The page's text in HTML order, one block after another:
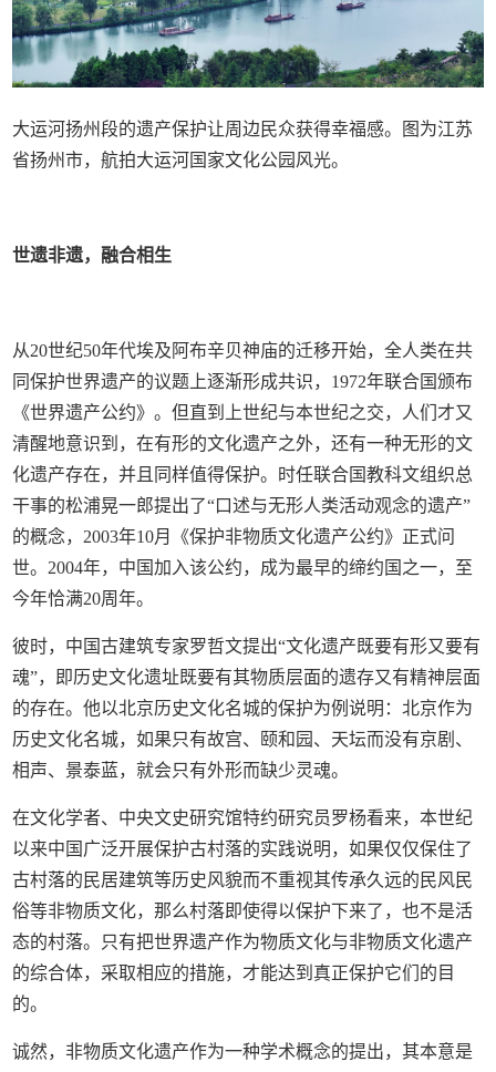
大运河扬州段的遗产保护让周边民众获得幸福感。图为江苏
省扬州市，航拍大运河国家文化公园风光。
世遗非遗，融合相生
从20世纪50年代埃及阿布辛贝神庙的迁移开始，全人类在共
同保护世界遗产的议题上逐渐形成共识，1972年联合国颁布
《世界遗产公约》。但直到上世纪与本世纪之交，人们才又
清醒地意识到，在有形的文化遗产之外，还有一种无形的文
化遗产存在，并且同样值得保护。时任联合国教科文组织总
干事的松浦晃一郎提出了“口述与无形人类活动观念的遗产”
的概念，2003年10月《保护非物质文化遗产公约》正式问
世。2004年，中国加入该公约，成为最早的缔约国之一，至
今年恰满20周年。
彼时，中国古建筑专家罗哲文提出“文化遗产既要有形又要有
魂”，即历史文化遗址既要有其物质层面的遗存又有精神层面
的存在。他以北京历史文化名城的保护为例说明：北京作为
历史文化名城，如果只有故宫、颐和园、天坛而没有京剧、
相声、景泰蓝，就会只有外形而缺少灵魂。
在文化学者、中央文史研究馆特约研究员罗杨看来，本世纪
以来中国广泛开展保护古村落的实践说明，如果仅仅保住了
古村落的民居建筑等历史风貌而不重视其传承久远的民风民
俗等非物质文化，那么村落即使得以保护下来了，也不是活
态的村落。只有把世界遗产作为物质文化与非物质文化遗产
的综合体，采取相应的措施，才能达到真正保护它们的目
的。
诚然，非物质文化遗产作为一种学术概念的提出，其本意是